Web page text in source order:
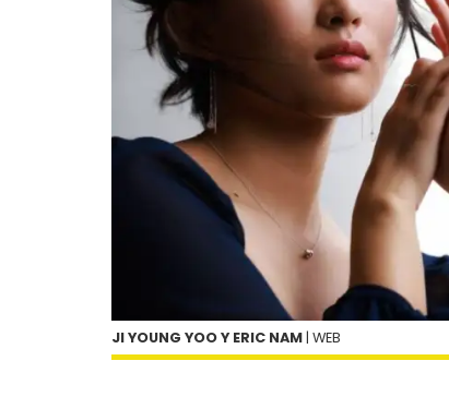
JI YOUNG YOO Y ERIC NAM | WEB